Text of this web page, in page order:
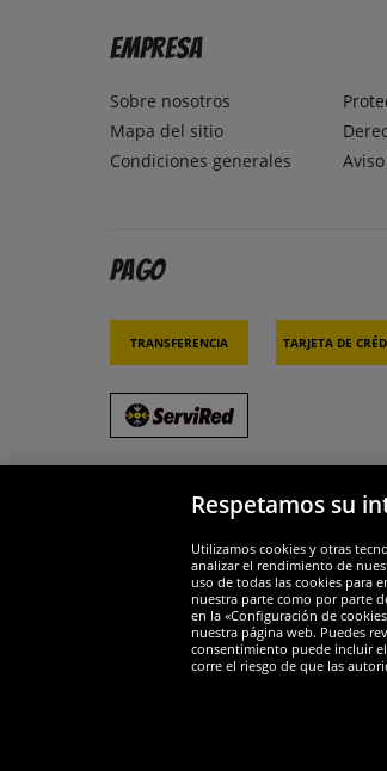
Empresa
Sobre nosotros
Mapa del sitio
Condiciones generales
Pago
Transferencia Tarjeta de
Widerruf
Respetamos su
Utilizamos cookies y otras
analizar el rendimiento de
uso de todas las cookies para
nuestra parte como por parte
en la «Configuración de
nuestra página web. Puedes
consentimiento puede incluir el
corre el riesgo de que las